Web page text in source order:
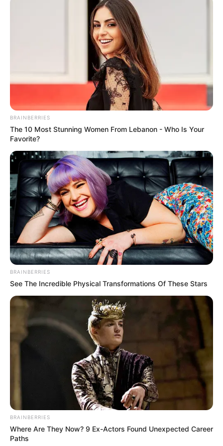
Dünn ausgießen:Den Teig gleichmäßig
verteilen, am besten durch Schwenken
Die Hitze kontrollieren:Mittlere Hitze
sorgt dafür, dass die Crêpes gleichmäßig
Warmhalten:
Im Ofen bei niedriger
Temperatur stapeln – so bleiben sie
weich und warm.
Warum Crêpes so
beliebt sind
Crêpes sind nicht nur lecker, sondern auch
unglaublich flexibel:
Sie lassen sich vorbereiten und
aufwärmen.
Sie sind sowohl für Kinder als auch
Erwachsene ein Highlight.
Sie passen zu allen Mahlzeiten, von
Frühstück über Mittag bis zum Dessert.
Sie können gesund und kalorienarm, aber
auch richtig gehaltvoll sein.
Genau das macht den Reiz von
köstlich: crepes rezept einfach neu entdeckt!
BRAINBERRIES
The 10 Most Stunning Women From Lebanon - Who Is Your
Favorite?
BRAINBERRIES
See The Incredible Physical Transformations Of These Stars
BRAINBERRIES
Where Are They Now? 9 Ex-Actors Found Unexpected Career
Paths